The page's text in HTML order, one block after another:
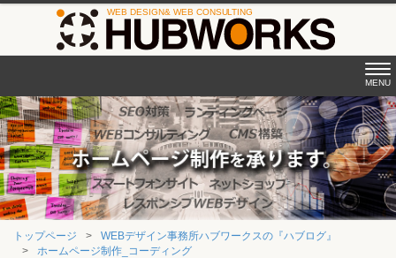
MENU
トップページ
WEBデザイン事務所ハブワークスの『ハブログ』
ホームページ制作_コーディング